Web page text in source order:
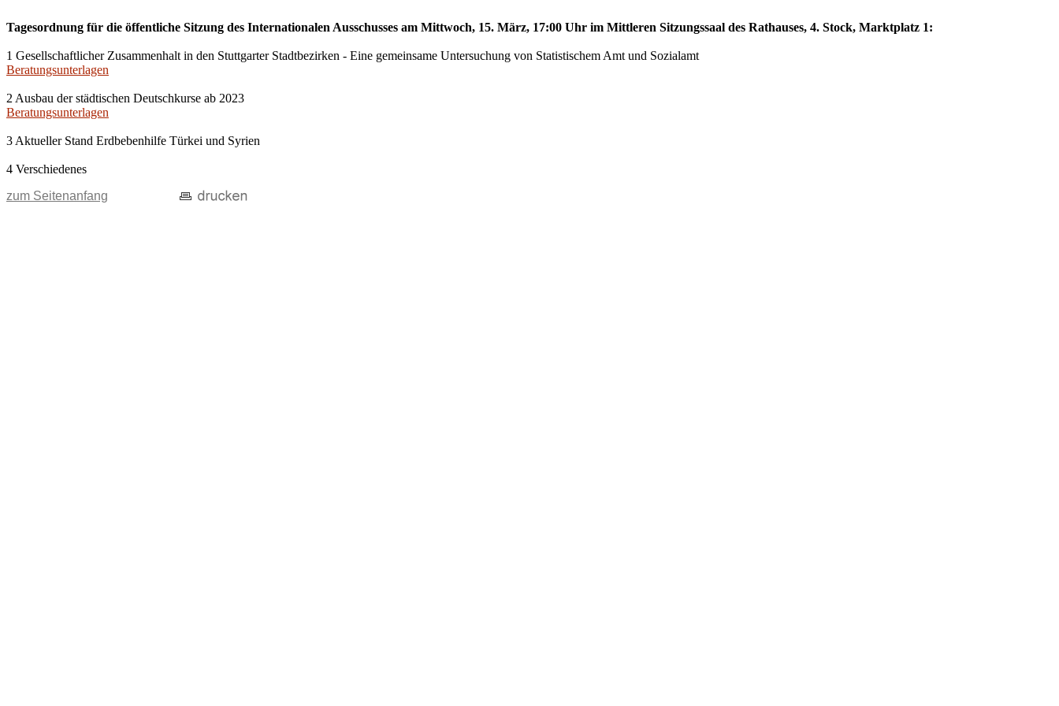
Tagesordnung für die öffentliche Sitzung des Internationalen Ausschusses am Mittwoch, 15. März, 17:00 Uhr im Mittleren Sitzungssaal des Rathauses, 4. Stock, Marktplatz 1:
1 Gesellschaftlicher Zusammenhalt in den Stuttgarter Stadtbezirken - Eine gemeinsame Untersuchung von Statistischem Amt und Sozialamt
Beratungsunterlagen
2 Ausbau der städtischen Deutschkurse ab 2023
Beratungsunterlagen
3 Aktueller Stand Erdbebenhilfe Türkei und Syrien
4 Verschiedenes
zum Seitenanfang